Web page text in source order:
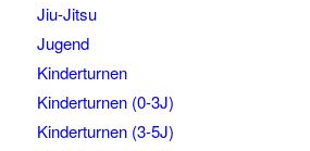
Jiu-Jitsu
Jugend
Kinderturnen
Kinderturnen (0-3J)
Kinderturnen (3-5J)